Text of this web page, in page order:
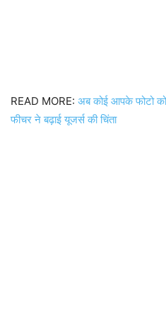
READ MORE: अब कोई आपके फोटो
फीचर ने बढ़ाई यूजर्स की चिंता